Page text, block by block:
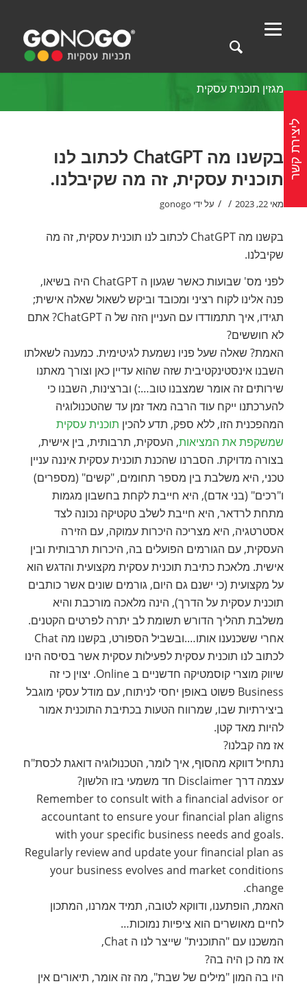
מגזין תוכנית עסקית
בקשנו מה ChatGPT לכתוב לנו
תוכנית עסקית, זה מה שקיבלנו.
מאי 22, 2023 /
/ על ידי gonogo
בקשנו מה ChatGPT לכתוב לנו תוכנית עסקית, זה מה
שקיבלנו.
לפני מס' שבועות כאשר שגעון ה ChatGPT היה בשיאו,
פנה אלינו לקוח רציני ומכובד וביקש לשאול שאלה אישית;
תגידו, איך תתמודדו עם העניין הזה של ה ChatGPT? אתם
לא חוששים?
האמת? שאלה שעל פניו נשמעת לגיטימית. כמענה לשאלתו
השבנו אינסטינקטיבית שזה שהוא עדיין כאן וצורך מאתנו
שירותים זה אומר שמצבנו טוב…:) וברצינות, השבנו כי
להערכתנו ייקח עוד הרבה מאד זמן עד שהטכנולוגיה
המהפכנית הזו, ללא ספק, תדע להכין תוכנית עסקית
שמשקפת את המציאות, העסקית, תרבותית, בין אישית,
בצורה מדויקת. הסברנו שהכנת תוכנית עסקית איננה עניין
טכני, היא משלבת בין מספר תחומים, "קשים" (מספרים)
ו"רכים" (בני אדם), היא חייבת לקחת בחשבון מגמות
מתחת לרדאר, היא חייבת לשלב טקטיקה נכונה לצד
אסטרטגיה, היא מצריכה היכרות עמוקה, עם הזירה
העסקית, עם הגורמים הפועלים בה, היכרות תרבותית ובין
אישית. מלאכת כתיבת תוכנית עסקית מקצועית והדגש הוא
על מקצועית (כי ישנם גם היום, גורמים שונים אשר כותבים
תוכנית עסקית על הדרך), הינה מלאכה מורכבת והיא
משלבת תהליך הדורש תשומת לב יתרה לפרטים הקטנים.
אחרי ששכנענו אותו….ובשביל הספורט, בקשנו מה Chat
לכתוב לנו תוכנית עסקית לפעילות עסקית אשר בסיסה הינו
שיווק מוצרי קוסמטיקה חדשניים ב Online. יצוין כי זה
Business פשוט באופן יחסי לניתוח, עם מודל עסקי מוגבל
ביצירתיות שבו, שמרווח הטעות בכתיבת התוכנית אמור
להיות מאד קטן.
אז מה קבלנו?
נתחיל דווקא מהסוף, איך לומר, הטכנולוגיה דואגת לכסת"ח
עצמה דרך Disclaimer חד משמעי בזו הלשון?
Remember to consult with a financial advisor or
accountant to ensure your financial plan aligns
with your specific business needs and goals.
Regularly review and update your financial plan as
your business evolves and market conditions
change.
האמת, הופתענו, ודווקא לטובה, תמיד אמרנו, המתכון
לחיים מאושרים הוא ציפיות נמוכות…
המשכנו עם "התוכנית" שייצר לנו ה Chat,
אז מה כן היה בה?
היו בה המון "מילים של שבת", מה זה אומר, תיאורים אין
ליצירת קשר